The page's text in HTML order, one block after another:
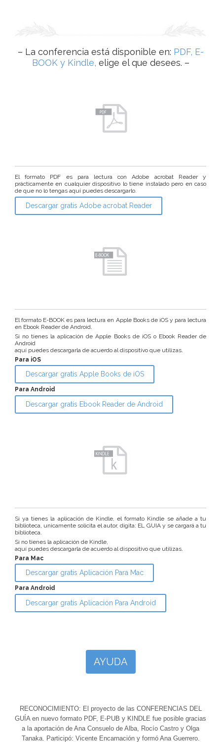
– La conferencia está disponible en: PDF, E-
BOOK y Kindle, elige el que desees. –
El formato PDF es para lectura con Adobe acrobat Reader y
prácticamente en cualquier dispositivo lo tiene instalado pero en caso
de que no lo tengas aquí puedes descargarlo.
Descargar gratis Adobe acrobat Reader
El formato E-BOOK es para lectura en Apple Books de iOS y para lectura
en Ebook Reader de Android.
Si no tienes la aplicación de Apple Books de iOS o Ebook Reader de
Android
aquí puedes descargarla de acuerdo al dispositivo que utilizas.
Para iOS
Descargar gratis Apple Books de iOS
Para Android
Descargar gratis Ebook Reader de Android
Si ya tienes la aplicación de Kindle, el formato Kindle se añade a tu
biblioteca, unicamente solicita el autor, digita: EL GUIA y se cargará a tu
biblioteca.
Si no tienes la aplicación de Kindle,
aquí puedes descargarla de acuerdo al dispositivo que utilizas.
Para Mac
Descargar gratis Aplicación Para Mac
Para Android
Descargar gratis Aplicación Para Android
AYUDA
RECONOCIMIENTO: El proyecto de las CONFERENCIAS DEL
GUÍA en nuevo formato PDF, E-PUB y KINDLE fue posible gracias
a la aportación de Ana Consuelo de Alba, Rocío Castro y Olga
Tanaka. Participó: Vicente Encarnación y formó Ana Guerrero.